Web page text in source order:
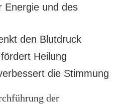
Energie und des
den Blutdruck
Heilung
die Stimmung
der